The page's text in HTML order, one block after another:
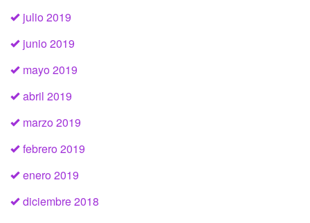
julio 2019
junio 2019
mayo 2019
abril 2019
marzo 2019
febrero 2019
enero 2019
diciembre 2018